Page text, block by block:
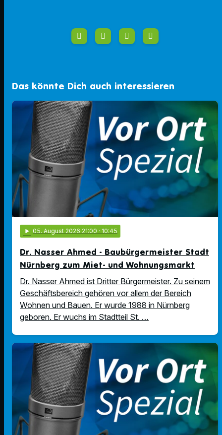
Das könnte Dich auch interessieren
play_arrow 05. August 2026 21:00 · 10:45
Dr. Nasser Ahmed - Baubürgermeister Stadt
Nürnberg zum Miet- und Wohnungsmarkt
Dr. Nasser Ahmed ist Dritter Bürgermeister. Zu seinem
Geschäftsbereich gehören vor allem der Bereich
Wohnen und Bauen. Er wurde 1988 in Nürnberg
geboren. Er wuchs im Stadtteil St. …